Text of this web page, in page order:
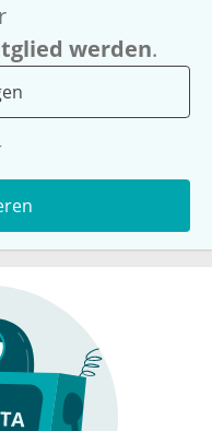
werden.